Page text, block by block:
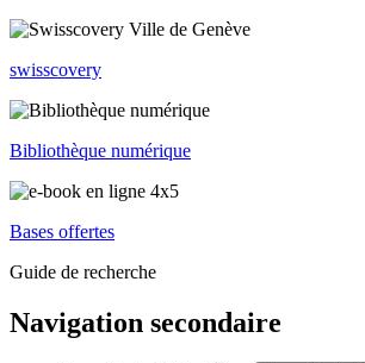
swisscovery
Bibliothèque numérique
Bases offertes
Guide de recherche
Navigation secondaire